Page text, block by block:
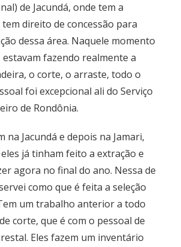
de Jacundá, onde tem a
direito de concessão para
dessa área. Naquele momento
fazendo realmente a
o corte, o arraste, todo o
foi excepcional ali do Serviço
de Rondônia.
na Jacundá e depois na Jamari,
já tinham feito a extração e
agora no final do ano. Nessa de
como que é feita a seleção
um trabalho anterior a todo
corte, que é com o pessoal de
Eles fazem um inventário